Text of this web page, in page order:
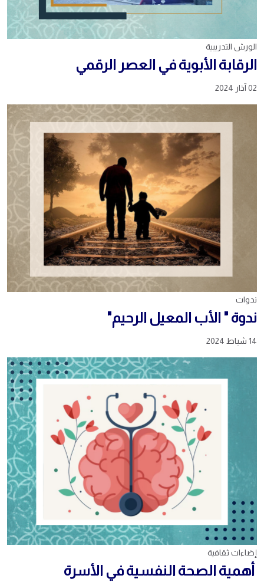
الورش التدريبية
الرقابة الأبوية في العصر الرقمي
02 آذار 2024
ندوات
ندوة " الأب المعيل الرحيم"
14 شباط 2024
إضاءات ثقافية
أهمية الصحة النفسية في الأسرة